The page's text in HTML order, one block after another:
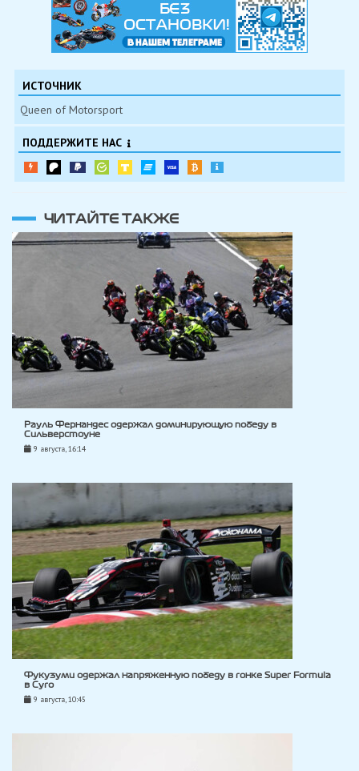
ИСТОЧНИК
Queen of Motorsport
ПОДДЕРЖИТЕ НАС
ЧИТАЙТЕ ТАКЖЕ
Рауль Фернандес одержал доминирующую победу в
Сильверстоуне
9 августа, 16:14
Фукузуми одержал напряженную победу в гонке Super Formula
в Суго
9 августа, 10:45